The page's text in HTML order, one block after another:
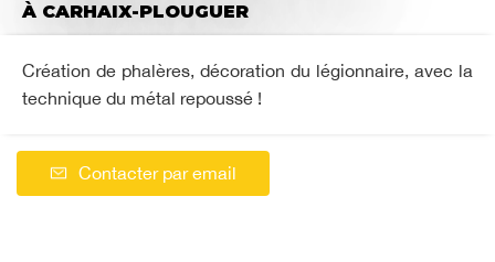
À CARHAIX-PLOUGUER
Création de phalères, décoration du légionnaire, avec la
technique du métal repoussé !
Contacter par email